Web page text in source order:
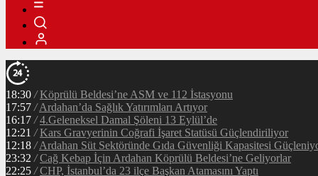
18:30 / Köprülü Beldesi’ne ASM ve 112 İstasyonu
17:57 / Ardahan’da Sağlık Yatırımları Artıyor
16:17 / 4.Geleneksel Damal Şöleni 13 Eylül’de
12:21 / Kars Gravyerinin Coğrafi İşaret Statüsü Güçlendiriliyor
12:18 / Ardahan Süt Sektöründe Gıda Güvenliği Kapasitesi
23:32 / Cağ Kebap İçin Ardahan Köprülü Beldesi’ne Geliyorlar
22:25 / CHP, İstanbul’da 23 ilçe Başkan Atamasını Yaptı